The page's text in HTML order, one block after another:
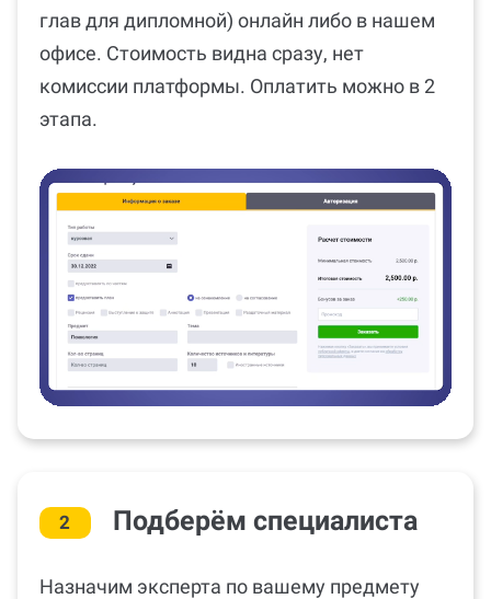
глав для дипломной) онлайн либо в нашем
офисе. Стоимость видна сразу, нет
комиссии платформы. Оплатить можно в 2
этапа.
2 Подберём специалиста
Назначим эксперта по вашему предмету